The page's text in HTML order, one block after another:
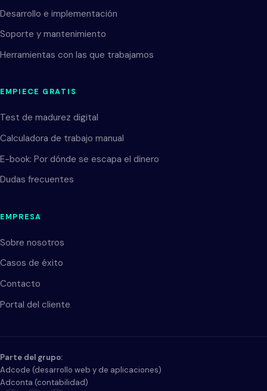
CZ EN ES
Desarrollo e implementación
Soporte y mantenimiento
Herramientas con las que trabajamos
EMPIECE GRATIS
Test de madurez digital
Calculadora de trabajo manual
E-book: Por dónde se escapa el dinero
Dudas frecuentes
EMPRESA
Sobre nosotros
Casos de éxito
Contacto
Portal del cliente
Parte del grupo:
Adcode (desarrollo web y de aplicaciones)
Adconta (contabilidad)